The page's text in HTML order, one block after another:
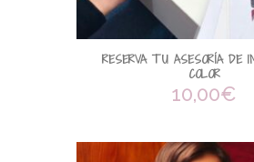
RESERVA TU ASESORÍA DE
COLOR
10,00€